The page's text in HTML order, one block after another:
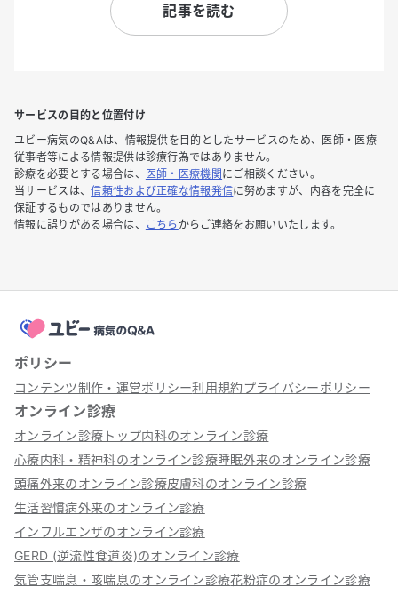
記事を読む
サービスの目的と位置付け
ユビー病気のQ&Aは、情報提供を目的としたサービスのため、医師・医療
従事者等による情報提供は診療行為ではありません。
診療を必要とする場合は、
医師・医療機関 にご相談ください。
当サービスは、信頼性および正確な情報発信に努めますが、内容を完全に
保証するものではありません。
情報に誤りがある場合は、
こちら からご連絡をお願いいたします。
ポリシー
コンテンツ制作・運営ポリシー利用規約プライバシーポリシー
オンライン診療
オンライン診療トップ内科のオンライン診療
心療内科・精神科のオンライン診療睡眠外来のオンライン診療
頭痛外来のオンライン診療皮膚科のオンライン診療
生活習慣病外来のオンライン診療
インフルエンザのオンライン診療
GERD (逆流性食道炎)のオンライン診療
気管支喘息・咳喘息のオンライン診療花粉症のオンライン診療